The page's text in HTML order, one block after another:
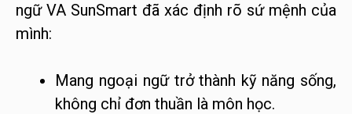
ngữ VA SunSmart đã xác định rõ sứ mệnh của
mình:
Mang ngoại ngữ trở thành kỹ năng sống,
không chỉ đơn thuần là môn học.